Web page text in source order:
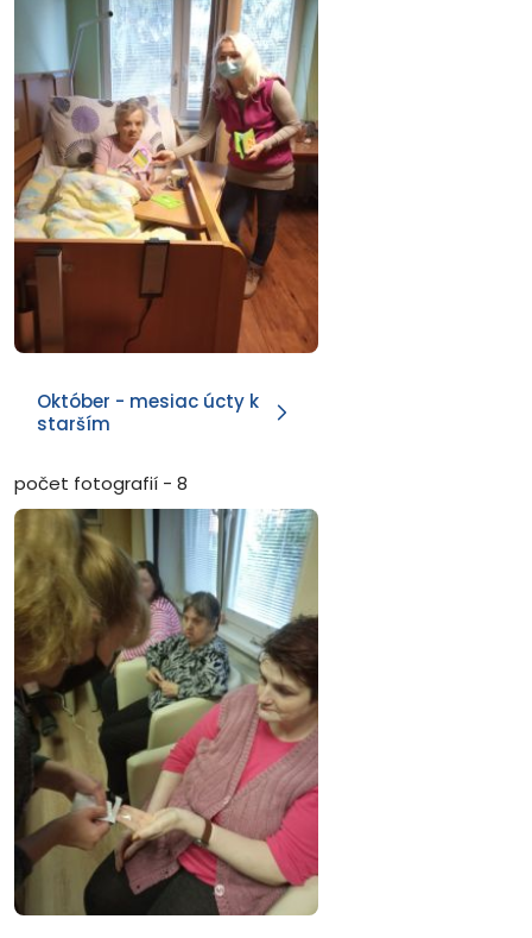
Október - mesiac úcty k
starším
počet fotografií - 8